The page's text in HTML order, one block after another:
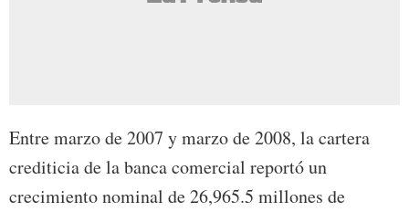
Entre marzo de 2007 y marzo de 2008, la cartera
crediticia de la banca comercial reportó un
crecimiento nominal de 26,965.5 millones de